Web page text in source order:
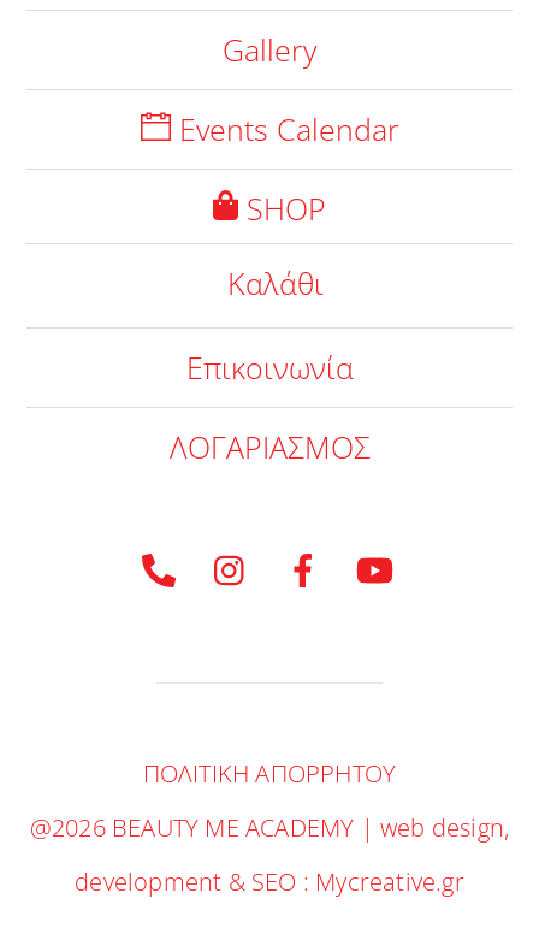
Gallery
Events Calendar
SHOP
Καλάθι
Επικοινωνία
ΛΟΓΑΡΙΑΣΜΟΣ
ΠΟΛΙΤΙΚΗ ΑΠΟΡΡΗΤΟΥ
@2026 BEAUTY ME ACADEMY | web design,
development & SEO : Mycreative.gr